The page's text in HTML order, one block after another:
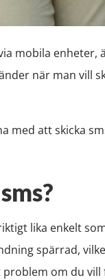
mobila enheter,
när man vill
att skicka
lika enkelt
spärrad,
om du vill